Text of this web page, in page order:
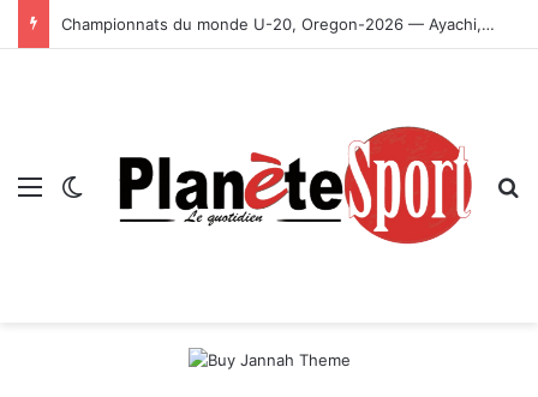
Championnats du monde U-20, Oregon-2026 — Ayachi, Dissa, Touahria et Ghezali en finale
Menu Switch skin